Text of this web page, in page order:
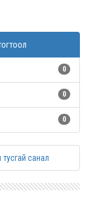
0
0
0
тусгай санал